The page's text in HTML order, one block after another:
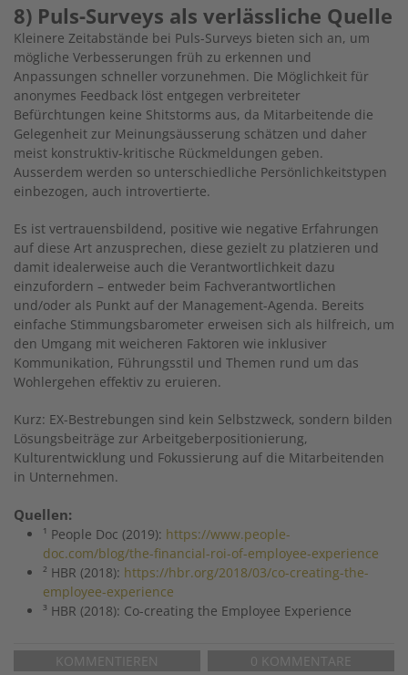
8) Puls-Surveys als verlässliche Quelle
Kleinere Zeitabstände bei Puls-Surveys bieten sich an, um
mögliche Verbesserungen früh zu erkennen und
Anpassungen schneller vorzunehmen. Die Möglichkeit für
anonymes Feedback löst entgegen verbreiteter
Befürchtungen keine Shitstorms aus, da Mitarbeitende die
Gelegenheit zur Meinungsäusserung schätzen und daher
meist konstruktiv-kritische Rückmeldungen geben.
Ausserdem werden so unterschiedliche Persönlichkeitstypen
einbezogen, auch introvertierte.
Es ist vertrauensbildend, positive wie negative Erfahrungen
auf diese Art anzusprechen, diese gezielt zu platzieren und
damit idealerweise auch die Verantwortlichkeit dazu
einzufordern – entweder beim Fachverantwortlichen
und/oder als Punkt auf der Management-Agenda. Bereits
einfache Stimmungsbarometer erweisen sich als hilfreich, um
den Umgang mit weicheren Faktoren wie inklusiver
Kommunikation, Führungsstil und Themen rund um das
Wohlergehen effektiv zu eruieren.
Kurz: EX-Bestrebungen sind kein Selbstzweck, sondern bilden
Lösungsbeiträge zur Arbeitgeberpositionierung,
Kulturentwicklung und Fokussierung auf die Mitarbeitenden
in Unternehmen.
Quellen:
¹ People Doc (2019): https://www.people-
doc.com/blog/the-financial-roi-of-employee-experience
² HBR (2018): https://hbr.org/2018/03/co-creating-the-
employee-experience
³ HBR (2018): Co-creating the Employee Experience
KOMMENTIEREN
0 KOMMENTARE